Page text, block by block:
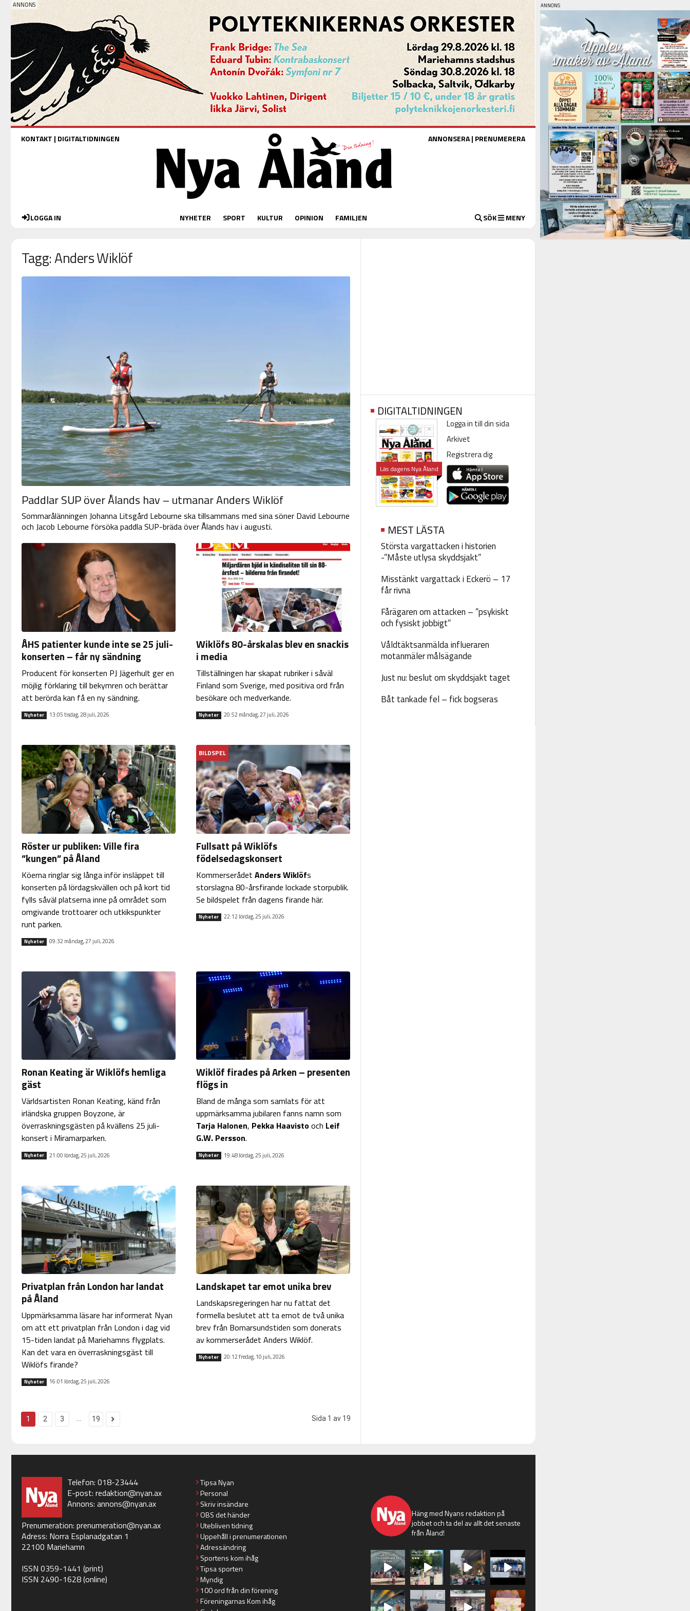
KONTAKT | DIGITALTIDNINGEN ANNONSERA| PRENUMERERA
LOGGA IN NYHETER SPORT KULTUR OPINION FAMILJEN SÖK MENY
Tagg: Anders Wiklöf
Paddlar SUP över Ålands hav – utmanar Anders Wiklöf
Sommarålänningen Johanna Litsgård Lebourne ska tillsammans med sina söner David Lebourne
och Jacob Lebourne försöka paddla SUP-bräda över Ålands hav i augusti.
ÅHS patienter kunde inte se 25 juli-
konserten – får ny sändning
Producent för konserten PJ Jägerhult ger en
möjlig förklaring till bekymren och berättar
att berörda kan få en ny sändning.
Nyheter 13:05 tisdag, 28 juli, 2026
Wiklöfs 80-årskalas blev en snackis
i media
Tillställningen har skapat rubriker i såväl
Finland som Sverige, med positiva ord från
besökare och medverkande.
Nyheter 20:52 måndag, 27 juli, 2026
Röster ur publiken: Ville fira
”kungen” på Åland
Köerna ringlar sig långa inför insläppet till
konserten på lördagskvällen och på kort tid
fylls såväl platserna inne på området som
omgivande trottoarer och utkikspunkter
runt parken.
Nyheter 09:32 måndag, 27 juli, 2026
BILDSPEL
Fullsatt på Wiklöfs
födelsedagskonsert
Kommerserådet Anders Wiklöfs
storslagna 80-årsfirande lockade storpublik.
Se bildspelet från dagens firande här.
Nyheter 22:12 lördag, 25 juli, 2026
Ronan Keating är Wiklöfs hemliga
gäst
Världsartisten Ronan Keating, känd från
irländska gruppen Boyzone, är
överraskningsgästen på kvällens 25 juli-
konsert i Miramarparken.
Nyheter 21:00 lördag, 25 juli, 2026
Wiklöf firades på Arken – presenten
flögs in
Bland de många som samlats för att
uppmärksamma jubilaren fanns namn som
Tarja Halonen, Pekka Haavistooch Leif
G.W. Persson.
Nyheter 19:48 lördag, 25 juli, 2026
Privatplan från London har landat
på Åland
Uppmärksamma läsare har informerat Nyan
om att ett privatplan från London i dag vid
15-tiden landat på Mariehamns flygplats.
Kan det vara en överraskningsgäst till
Wiklöfs firande?
Nyheter 16:01 lördag, 25 juli, 2026
Landskapet tar emot unika brev
Landskapsregeringen har nu fattat det
formella beslutet att ta emot de två unika
brev från Bomarsundstiden som donerats
av kommerserådet Anders Wiklöf.
Nyheter 20:12 fredag, 10 juli, 2026
1 2 3 ... 19 Sida 1 av 19
DIGITALTIDNINGEN
Läs dagens Nya Åland
Logga in till din sida
Arkivet
Registrera dig
MEST LÄSTA
Största vargattacken i historien
-”Måste utlysa skyddsjakt”
Misstänkt vargattack i Eckerö – 17
får rivna
Fårägaren om attacken – ”psykiskt
och fysiskt jobbigt”
Våldtäktsanmälda influeraren
motanmäler målsägande
Just nu: beslut om skyddsjakt taget
Båt tankade fel – fick bogseras
Telefon: 018-23444
E-post: redaktion@nyan.ax
Annons: annons@nyan.ax
Prenumeration: prenumeration@nyan.ax
Adress: Norra Esplanadgatan 1
22100 Mariehamn
ISSN 0359-1441 (print)
ISSN 2490-1628 (online)
Tipsa Nyan
Personal
Skriv insändare
OBS det händer
Utebliven tidning
Uppehåll i prenumerationen
Adressändring
Sportens kom ihåg
Tipsa sporten
Myndig
100 ord från din förening
Föreningarnas Kom ihåg
Häng med Nyans redaktion på
jobbet och ta del av allt det senaste
från Åland!